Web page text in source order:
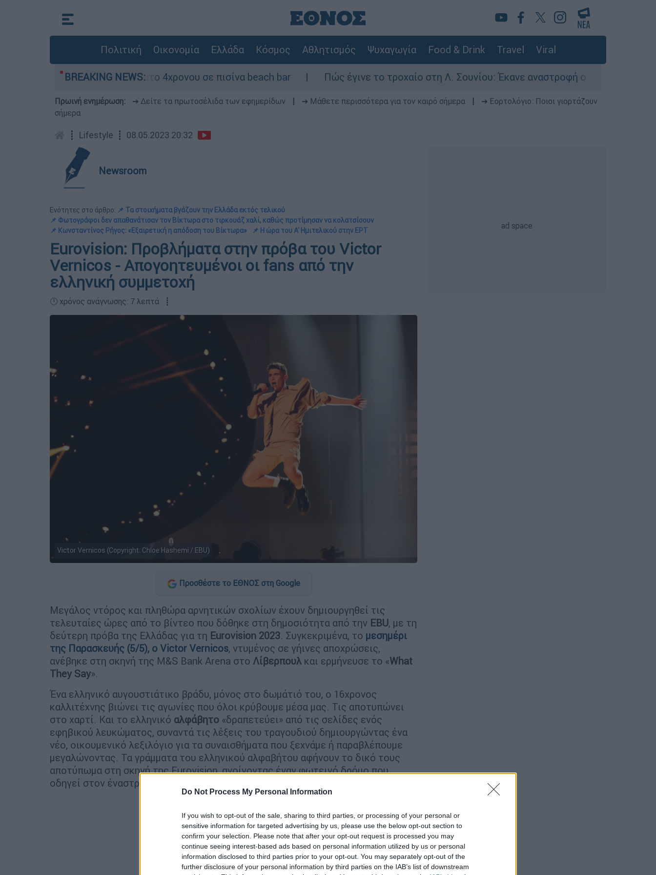
Do Not Process My Personal Information
If you wish to opt-out of the sale, sharing to third parties, or processing of your personal or
sensitive information for targeted advertising by us, please use the below opt-out section to
confirm your selection. Please note that after your opt-out request is processed you may
continue seeing interest-based ads based on personal information utilized by us or personal
information disclosed to third parties prior to your opt-out. You may separately opt-out of the
further disclosure of your personal information by third parties on the IAB’s list of downstream
Πολιτική Οικονομία Ελλάδα Κόσμος Αθλητισμός Ψυχαγωγία Food & Drink Travel Viral
BREAKING NEWS:
μετά τον θάνατο 4χρονου σε πισίνα beach bar Πώς έγινε το τροχαίο στη Λ. Σουνίου: Έκανε αναστροφή ο οδηγός - Σοβαρά
Πρωινή ενημέρωση: ➔ Δείτε τα πρωτοσέλιδα των εφημερίδων ➔ Μάθετε περισσότερα για τον καιρό σήμερα
➔ Εορτολόγιο: Ποιοι γιορτάζουν
σήμερα
┋ Lifestyle ┋ 08.05.2023 20:32
Newsroom
Ενότητες στο άρθρο: 📌 Τα στοιχήματα βγάζουν την Ελλάδα εκτός τελικού
📌 Φωτογράφοι δεν απαθανάτισαν τον Βίκτωρα στο τιρκουάζ χαλί, καθώς προτίμησαν να κολατσίσουν
📌 Κωνσταντίνος Ρήγος: «Εξαιρετική η απόδοση του Βίκτωρα»
📌 Η ώρα του Α' Ημιτελικού στην ΕΡΤ
Eurovision: Προβλήματα στην πρόβα του Victor
Vernicos - Απογοητευμένοι οι fans από την
ελληνική συμμετοχή
🕛 χρόνος ανάγνωσης: 7 λεπτά ┋
Victor Vernicos (Copyright: Chloe Hashemi / EBU)
Προσθέστε το ΕΘΝΟΣ στη Google
Μεγάλος ντόρος και πληθώρα αρνητικών σχολίων έχουν δημιουργηθεί τις
τελευταίες ώρες από το βίντεο που δόθηκε στη δημοσιότητα από την EBU, με τη
δεύτερη πρόβα της Ελλάδας για τη Eurovision 2023. Συγκεκριμένα, το μεσημέρι
της Παρασκευής (5/5), ο Victor Vernicos, ντυμένος σε γήινες αποχρώσεις,
ανέβηκε στη σκηνή της M&S Bank Arena στο Λίβερπουλ και ερμήνευσε το «What
They Say».
Ένα ελληνικό αυγουστιάτικο βράδυ, μόνος στο δωμάτιό του, ο 16χρονος
καλλιτέχνης βιώνει τις αγωνίες που όλοι κρύβουμε μέσα μας. Τις αποτυπώνει
στο χαρτί. Και το ελληνικό αλφάβητο «δραπετεύει» από τις σελίδες ενός
εφηβικού λευκώματος, συναντά τις λέξεις του τραγουδιού δημιουργώντας ένα
νέο, οικουμενικό λεξιλόγιο για τα συναισθήματα που ξεχνάμε ή παραβλέπουμε
μεγαλώνοντας. Τα γράμματα του ελληνικού αλφαβήτου αφήνουν το δικό τους
αποτύπωμα στη σκηνή της Eurovision, ανοίγοντας έναν φωτεινό δρόμο που
οδηγεί στον έναστρο ουρανό.